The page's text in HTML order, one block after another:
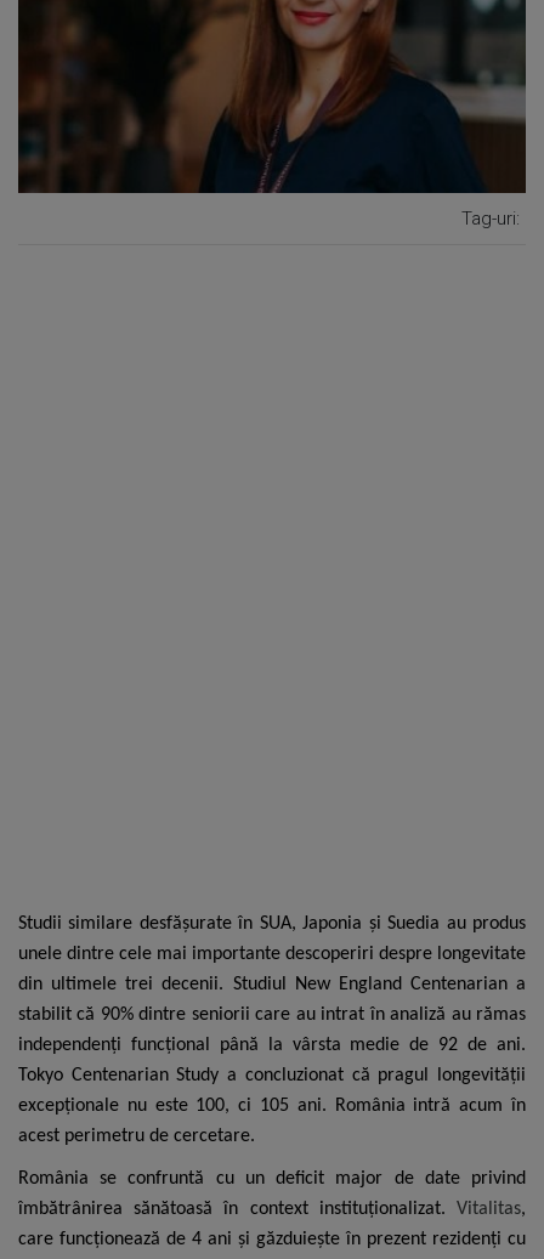
Tag-uri:
Studii similare desfășurate în SUA, Japonia și Suedia au produs
unele dintre cele mai importante descoperiri despre longevitate
din ultimele trei decenii. Studiul New England Centenarian a
stabilit că 90% dintre seniorii care au intrat în analiză au rămas
independenți funcțional până la vârsta medie de 92 de ani.
Tokyo Centenarian Study a concluzionat că pragul longevității
excepționale nu este 100, ci 105 ani. România intră acum în
acest perimetru de cercetare.
România se confruntă cu un deficit major de date privind
îmbătrânirea sănătoasă în context instituționalizat. Vitalitas,
care funcționează de 4 ani și găzduiește în prezent rezidenți cu